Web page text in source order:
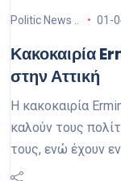
Politic News .. 01-
Κακοκαιρία
στην Αττική
Η κακοκαιρία
καλούν τους
τους, ενώ έχουν